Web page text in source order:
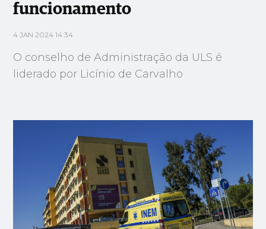
funcionamento
4 JAN 2024 14:34
O conselho de Administração da ULS é
liderado por Licínio de Carvalho